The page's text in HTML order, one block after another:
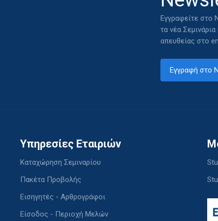
Εγγραφείτε στο
τα νέα
απευθείας στο
Εγγραφή στο
Υπηρεσίες Εταιριών
Καταχώρηση Σεμιναρίου
Πακέτα Προβολής
Εισηγητές - Αρθρογράφοι
Είσοδος - Περιοχή Μελών